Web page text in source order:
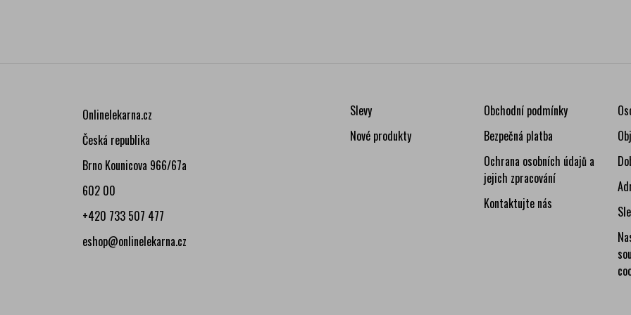
Onlinelekarna.cz
Česká republika
Brno Kounicova 966/67a
602 00
+420 733 507 477
eshop@onlinelekarna.cz
Slevy
Nové produkty
Obchodní podmínky
Bezpečná platba
Ochrana osobních údajů a
jejich zpracování
Kontaktujte nás